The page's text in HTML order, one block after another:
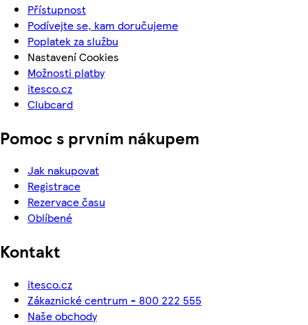
Přístupnost
Podívejte se, kam doručujeme
Poplatek za službu
Nastavení Cookies
Možnosti platby
itesco.cz
Clubcard
Pomoc s prvním nákupem
Jak nakupovat
Registrace
Rezervace času
Oblíbené
Kontakt
itesco.cz
Zákaznické centrum - 800 222 555
Naše obchody